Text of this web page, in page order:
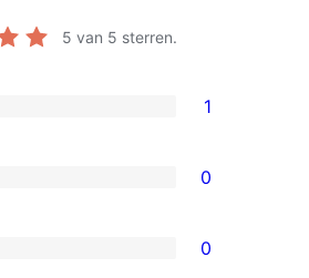
5 van 5 sterren.
1
0
0